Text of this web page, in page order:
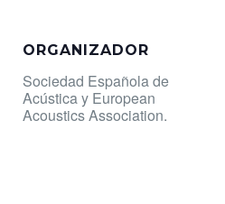
ORGANIZADOR
Sociedad Española de
Acústica y European
Acoustics Association.